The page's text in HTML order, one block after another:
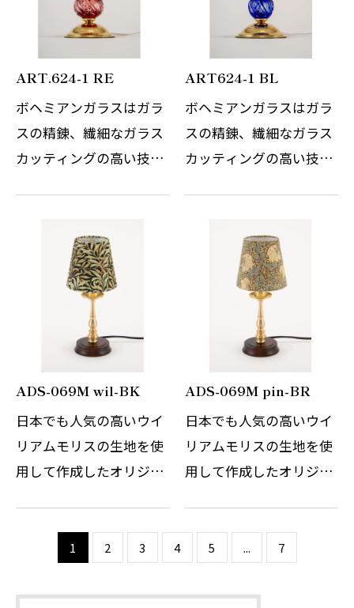
ART.624-1 RE
ボヘミアンガラスはガラ
スの精錬、繊細なガラス
カッティングの高い技術
了し続けているチェコの
伝統的なこちらのテーブ
ルスタンドは、日本の伝
統切子ガラス…
ART624-1 BL
ボヘミアンガラスはガラ
スの精錬、繊細なガラス
カッティングの高い技術
了し続けているチェコの
伝統的なこちらのテーブ
ルスタンドは、日本の伝
統切子ガラス…
ADS-069M wil-BK
日本でも人気の高いウイ
リアムモリスの生地を使
用して作成したオリジナ
然をモチーフにしたデザ
くの人々を魅了し続けて
ADS-069M pin-BR
日本でも人気の高いウイ
リアムモリスの生地を使
用して作成したオリジナ
然をモチーフにしたデザ
くの人々を魅了し続けて
1 2 3 4 5 ... 7